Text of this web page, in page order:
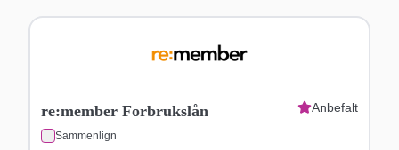
re:member Forbrukslån
Sammenlign
Anbefalt